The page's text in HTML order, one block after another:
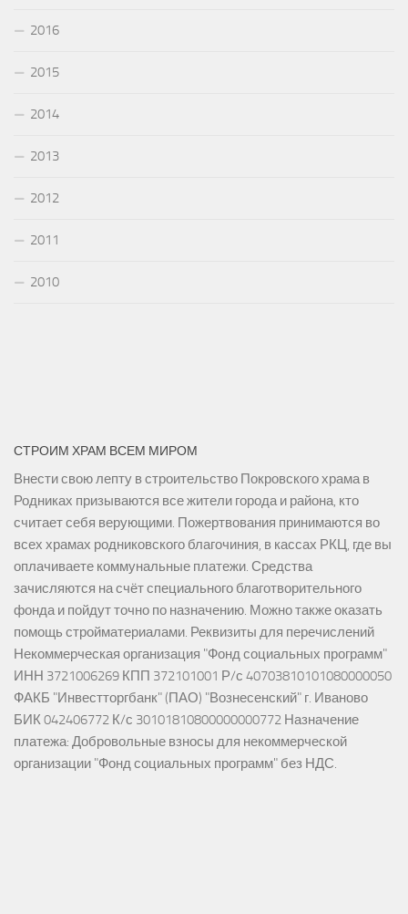
2016
2015
2014
2013
2012
2011
2010
СТРОИМ ХРАМ ВСЕМ МИРОМ
Внести свою лепту в строительство Покровского храма в
Родниках призываются все жители города и района, кто
считает себя верующими. Пожертвования принимаются во
всех храмах родниковского благочиния, в кассах РКЦ, где вы
оплачиваете коммунальные платежи. Средства
зачисляются на счёт специального благотворительного
фонда и пойдут точно по назначению. Можно также оказать
помощь стройматериалами. Реквизиты для перечислений
Некоммерческая организация "Фонд социальных программ"
ИНН 3721006269 КПП 372101001 Р/с 40703810101080000050
ФАКБ "Инвестторгбанк" (ПАО) "Вознесенский" г. Иваново
БИК 042406772 К/с 30101810800000000772 Назначение
платежа: Добровольные взносы для некоммерческой
организации "Фонд социальных программ" без НДС.